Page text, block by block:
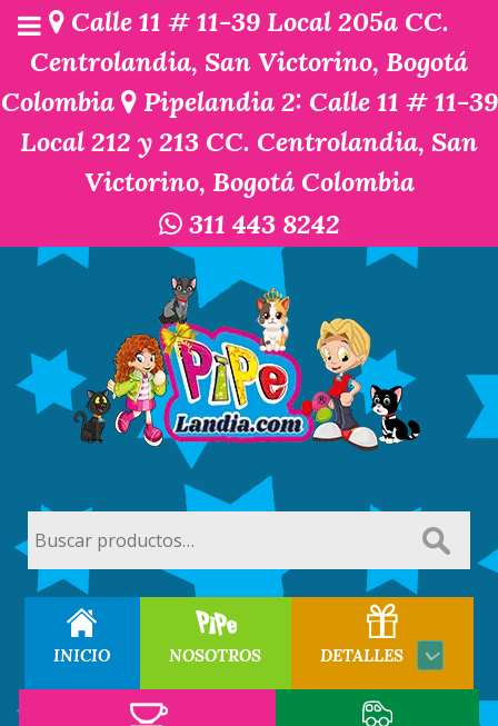
Calle 11 # 11-39 Local 205a CC.
Centrolandia, San Victorino, Bogotá
Colombia
Pipelandia 2: Calle 11 # 11-39
Local 212 y 213 CC. Centrolandia, San
Victorino, Bogotá Colombia
311 443 8242
por:
INICIO NOSOTROS DETALLES